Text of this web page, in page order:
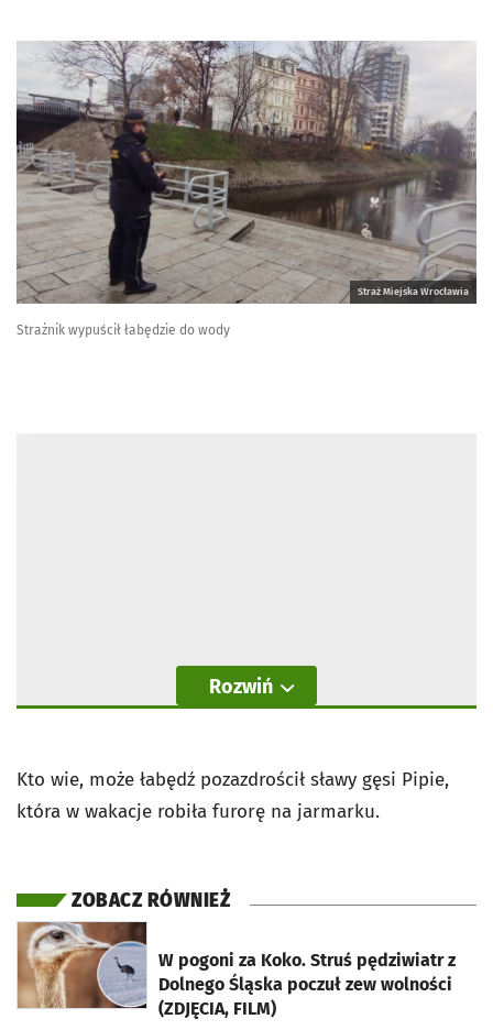
Straż Miejska Wrocławia
Strażnik wypuścił łabędzie do wody
Rozwiń
Kto wie, może łabędź pozazdrościł sławy gęsi Pipie,
która w wakacje robiła furorę na jarmarku.
ZOBACZ RÓWNIEŻ
W pogoni za Koko. Struś pędziwiatr z
Dolnego Śląska poczuł zew wolności
(ZDJĘCIA, FILM)
otworzy się w nowej karcie